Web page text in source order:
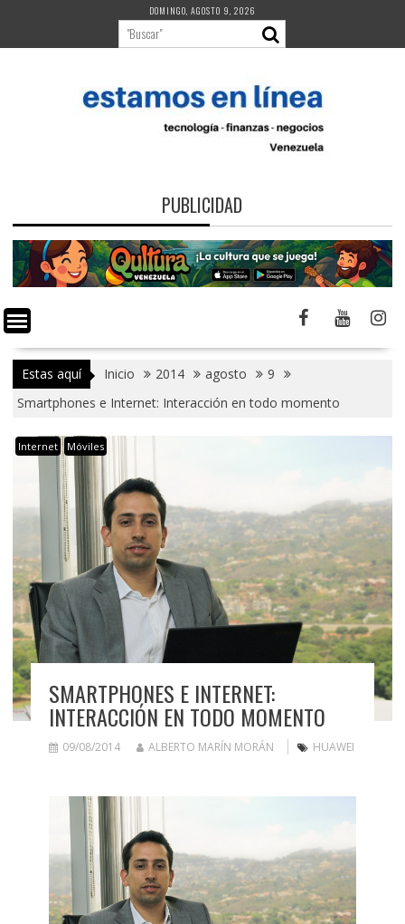
contenido
DOMINGO, AGOSTO 9, 2026
PUBLICIDAD
Estas aquí Inicio 2014 agosto
9
Smartphones e Internet: Interacción en todo momento
Internet Móviles
SMARTPHONES E INTERNET:
INTERACCIÓN EN TODO MOMENTO
09/08/2014 ALBERTO MARÍN MORÁN HUAWEI